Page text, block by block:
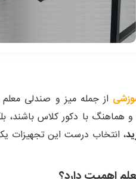
از جمله میز و صندلی
هماهنگ با دکور کلاس باشند،
، انتخاب درست این تجهیزات